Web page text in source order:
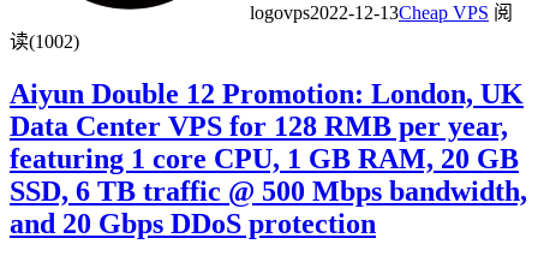
logovps2022-12-13Cheap VPS 阅
读(1002)
Aiyun Double 12 Promotion: London, UK
Data Center VPS for 128 RMB per year,
featuring 1 core CPU, 1 GB RAM, 20 GB
SSD, 6 TB traffic @ 500 Mbps bandwidth,
and 20 Gbps DDoS protection